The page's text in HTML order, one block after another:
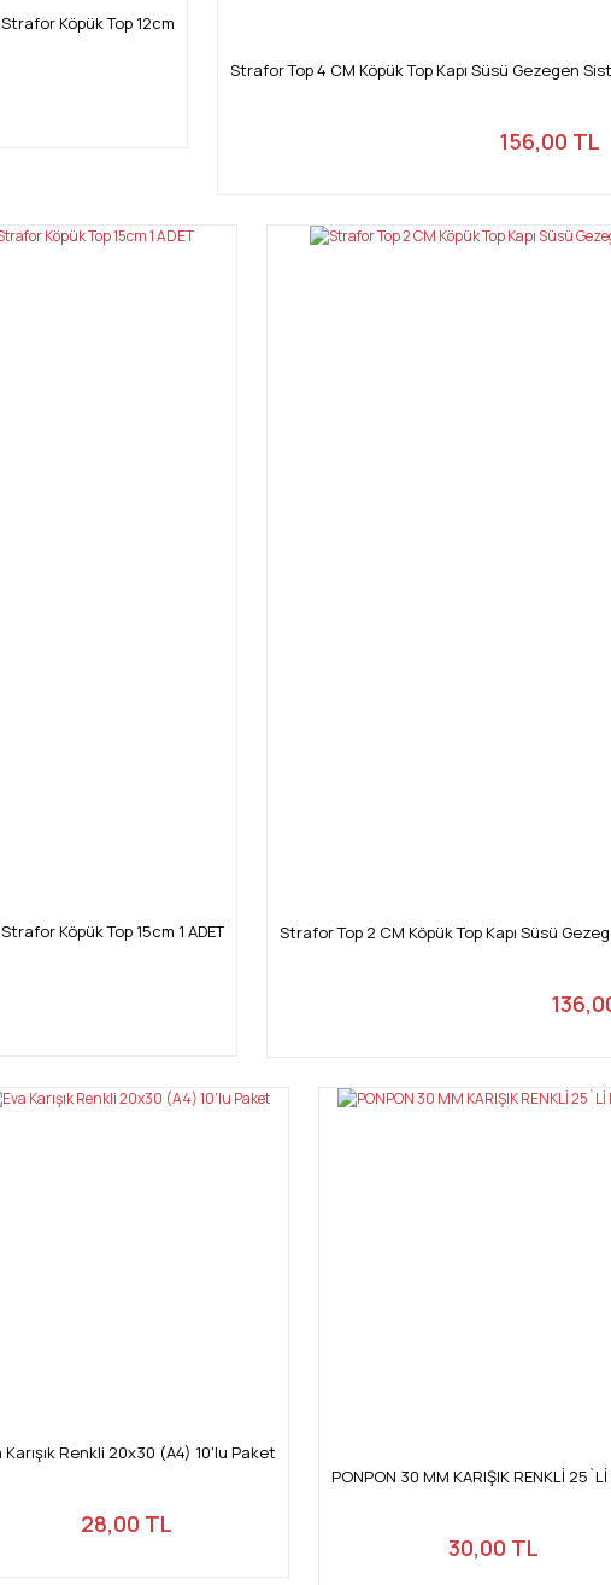
Köpük Top 12cm
Strafor Top 4 CM Köpük Top Kapı Süsü Gezegen
156,00 TL
Köpük Top 15cm 1 ADET Strafor Top 2 CM Köpük Top Kapı Süsü
Karışık Renkli 20x30 (A4) 10'lu Paket
28,00 TL
PONPON 30 MM KARIŞIK RENKLİ 25`Lİ
30,00 TL